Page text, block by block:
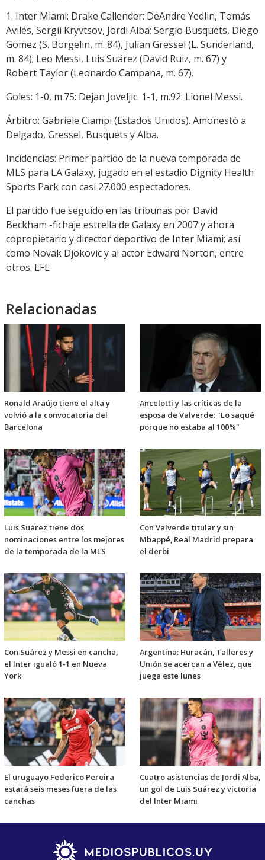
1. Inter Miami: Drake Callender; DeAndre Yedlin, Tomás
Avilés, Sergii Kryvtsov, Jordi Alba; Sergio Busquets, Diego
Gomez (S. Borgelin, m. 84), Julian Gressel (L. Sunderland,
m. 84); Leo Messi, Luis Suárez (David Ruiz, m. 67) y
Robert Taylor (Leonardo Campana, m. 67).
Goles: 1-0, m.75: Dejan Joveljic. 1-1, m.92: Lionel Messi.
Árbitro: Gabriele Ciampi (Estados Unidos). Amonestó a
Delgado, Gressel, Busquets y Alba.
Incidencias: Primer partido de la nueva temporada de
MLS para LA Galaxy, jugado en el estadio Dignity Health
Sports Park con casi 27.000 espectadores.
El partido fue seguido en las tribunas por David
Beckham -fichaje estrella de Galaxy en 2007 y ahora
copropietario y director deportivo de Inter Miami; así
como Novak Djokovic y al actor Edward Norton, entre
otros. EFE
Relacionadas
Ronald Araújo tiene el alta y
volvió a la convocatoria del
Barcelona
Ancelotti y las críticas de la
esposa de Valverde: "Lo saqué
porque no estaba al 100%"
Luis Suárez tiene dos
nominaciones entre los mejores
de la temporada de la MLS
Con Valverde titular y sin
Mbappé, Real Madrid prepara
el derbi
Con Suárez y Messi en cancha,
el Inter igualó 1-1 en Nueva
York
Argentina: Huracán, Talleres y
Unión se acercan a Vélez, que
juega este lunes
El uruguayo Federico Pereira
estará seis meses fuera de las
canchas
Cuatro asistencias de Jordi Alba,
un gol de Luis Suárez y victoria
del Inter Miami